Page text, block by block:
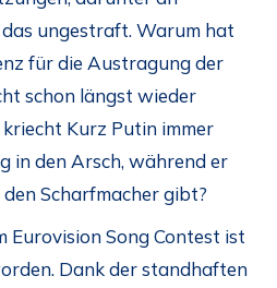
ungestraft. Warum hat
für die Austragung der
schon längst wieder
Kurz Putin immer
in den Arsch, während er
Scharfmacher gibt?
Eurovision Song Contest ist
Dank der standhaften